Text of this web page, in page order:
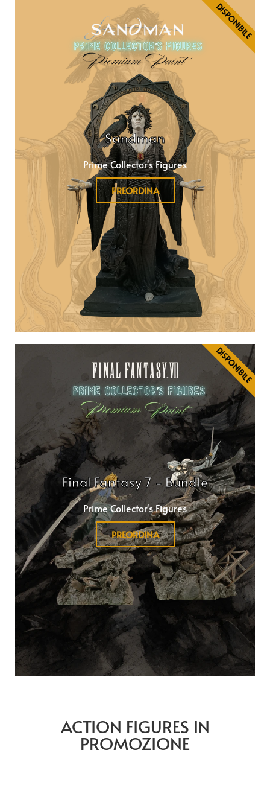
Sandman
Prime Collector's Figures
PREORDINA
DISPONIBILE
Final Fantasy 7 - Bundle
Prime Collector's Figures
PREORDINA
DISPONIBILE
ACTION FIGURES IN
PROMOZIONE